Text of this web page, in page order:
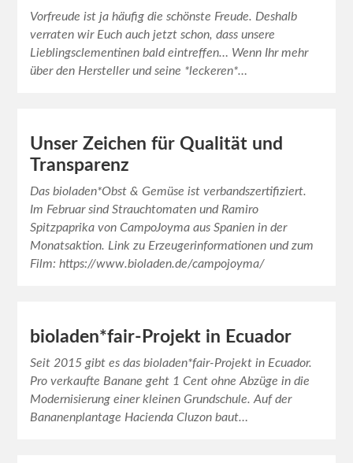
Vorfreude ist ja häufig die schönste Freude. Deshalb
verraten wir Euch auch jetzt schon, dass unsere
Lieblingsclementinen bald eintreffen… Wenn Ihr mehr
über den Hersteller und seine *leckeren*…
Unser Zeichen für Qualität und
Transparenz
Das bioladen*Obst & Gemüse ist verbandszertifiziert.
Im Februar sind Strauchtomaten und Ramiro
Spitzpaprika von CampoJoyma aus Spanien in der
Monatsaktion. Link zu Erzeugerinformationen und zum
Film: https://www.bioladen.de/campojoyma/
bioladen*fair-Projekt in Ecuador
Seit 2015 gibt es das bioladen*fair-Projekt in Ecuador.
Pro verkaufte Banane geht 1 Cent ohne Abzüge in die
Modernisierung einer kleinen Grundschule. Auf der
Bananenplantage Hacienda Cluzon baut…